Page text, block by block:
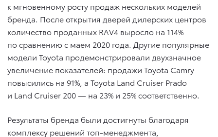
к мгновенному росту продаж нескольких моделей
бренда. После открытия дверей дилерских центров
количество проданных RAV4 выросло на 114%
по сравнению с маем 2020 года. Другие популярные
модели Toyota продемонстрировали двухзначное
увеличение показателей: продажи Toyota Camry
повысились на 91%, а Toyota Land Cruiser Prado
и Land Cruiser 200 — на 23% и 25% соответственно.
Результаты бренда были достигнуты благодаря
комплексу решений топ-менеджмента,